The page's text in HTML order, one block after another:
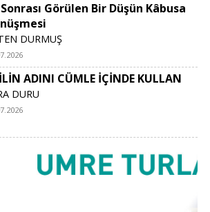
Görülen Bir Düşün Kâbusa
DURMUŞ
ADINI CÜMLE İÇİNDE KULLAN
DURU